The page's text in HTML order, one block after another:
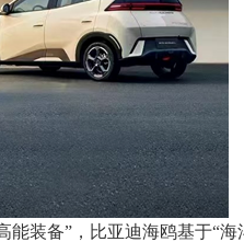
装备”，比亚迪海鸥基于“海